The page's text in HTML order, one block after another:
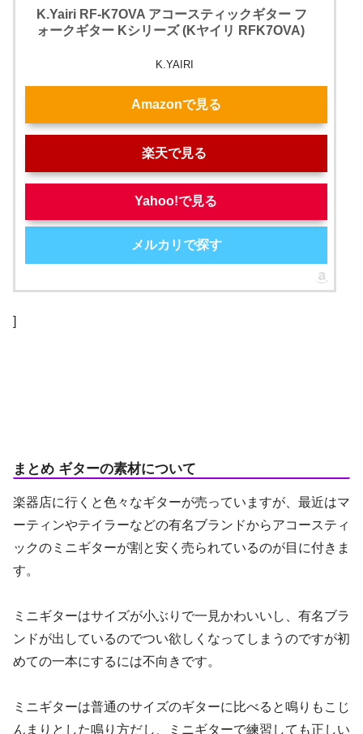
K.Yairi RF-K7OVA アコースティックギター フ
ォークギター Kシリーズ (Kヤイリ RFK7OVA)
K.YAIRI
Amazonで見る
楽天で見る
Yahoo!で見る
メルカリで探す
]
まとめ ギターの素材について
楽器店に行くと色々なギターが売っていますが、最近はマ
ーティンやテイラーなどの有名ブランドからアコースティ
ックのミニギターが割と安く売られているのが目に付きま
す。
ミニギターはサイズが小ぶりで一見かわいいし、有名ブラ
ンドが出しているのでつい欲しくなってしまうのですが初
めての一本にするには不向きです。
ミニギターは普通のサイズのギターに比べると鳴りもこじ
んまりとした鳴り方だし、ミニギターで練習しても正しい